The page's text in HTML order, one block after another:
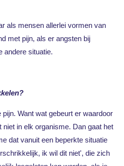
als mensen allerlei vormen van
met pijn, als er angsten bij
andere situatie.
Want wat gebeurt er waardoor
niet in elk organisme. Dan gaat het
dat vanuit een beperkte situatie
ik wil dit niet', die zich